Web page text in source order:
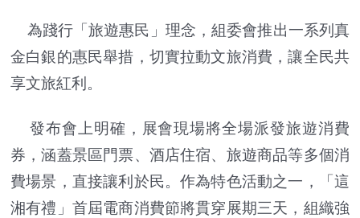
為踐行「旅遊惠民」理念，組委會推出一系列真
金白銀的惠民舉措，切實拉動文旅消費，讓全民共
享文旅紅利。
發布會上明確，展會現場將全場派發旅遊消費
券，涵蓋景區門票、酒店住宿、旅遊商品等多個消
費場景，直接讓利於民。作為特色活動之一，「這
湘有禮」首屆電商消費節將貫穿展期三天，組織強